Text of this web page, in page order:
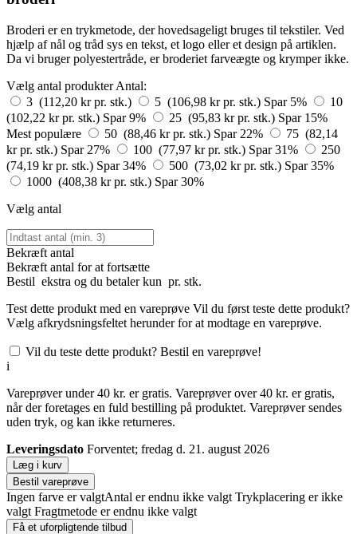
Broderi er en trykmetode, der hovedsageligt bruges til tekstiler. Ved
hjælp af nål og tråd sys en tekst, et logo eller et design på artiklen.
Da vi bruger polyestertråde, er broderiet farveægte og krymper ikke.
Vælg antal produkter Antal:
3 (112,20 kr pr. stk.)
5 (106,98 kr pr. stk.) Spar 5%
10
(102,22 kr pr. stk.) Spar 9% 25 (95,83 kr pr. stk.) Spar 15%
Mest populære
50 (88,46 kr pr. stk.) Spar 22%
75 (82,14
kr pr. stk.) Spar 27% 100 (77,97 kr pr. stk.) Spar 31%
250
(74,19 kr pr. stk.) Spar 34% 500 (73,02 kr pr. stk.) Spar 35%
1000 (408,38 kr pr. stk.) Spar 30%
Vælg antal
Bekræft antal
Bekræft antal for at fortsætte
Bestil ekstra og du betaler kun pr. stk.
Test dette produkt med en vareprøve Vil du først teste dette produkt?
Vælg afkrydsningsfeltet herunder for at modtage en vareprøve.
Vil du teste dette produkt? Bestil en vareprøve!
i
Vareprøver under 40 kr. er gratis. Vareprøver over 40 kr. er gratis,
når der foretages en fuld bestilling på produktet. Vareprøver sendes
uden tryk, og kan ikke returneres.
Leveringsdato Forventet; fredag d. 21. august 2026
Læg i kurv
Bestil vareprøve
Ingen farve er valgtAntal er endnu ikke valgt Trykplacering er ikke
valgt Fragtmetode er endnu ikke valgt
Få et uforpligtende tilbud